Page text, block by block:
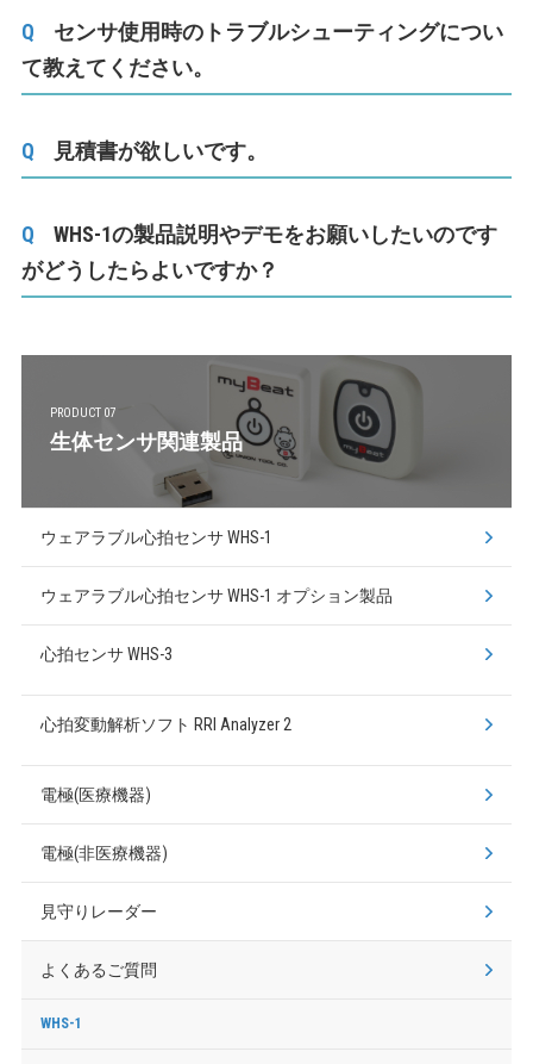
センサ使用時のトラブルシューティングについ
て教えてください。
見積書が欲しいです。
WHS-1の製品説明やデモをお願いしたいのです
がどうしたらよいですか？
PRODUCT 07
生体センサ関連製品
ウェアラブル心拍センサ WHS-1
ウェアラブル心拍センサ WHS-1 オプション製品
心拍センサ WHS-3
心拍変動解析ソフト RRI Analyzer 2
電極(医療機器)
電極(非医療機器)
見守りレーダー
よくあるご質問
WHS-1